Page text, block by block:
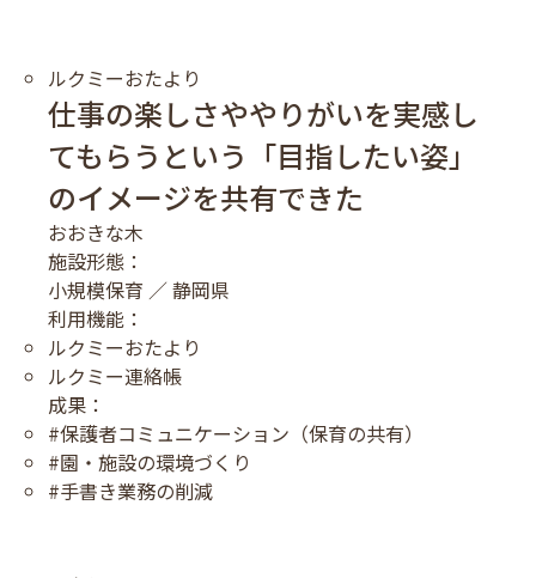
ルクミーおたより
仕事の楽しさややりがいを実感し
てもらうという「目指したい姿」
のイメージを共有できた
おおきな木
施設形態：
小規模保育 ／ 静岡県
利用機能：
ルクミーおたより
ルクミー連絡帳
成果：
#保護者コミュニケーション（保育の共有）
#園・施設の環境づくり
#手書き業務の削減